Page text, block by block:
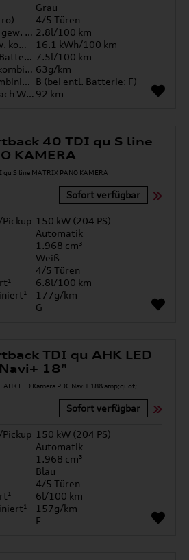
Grau
4/5 Türen
Kraftstoffverbrauch gew. kombiniert 2.8l/100 km
Stromverbrauch gew. kombiniert
16.1 kWh/100 km
Kraftst. komb. entl. Batterie 7.5l/100 km
CO2-Emission gew. kombiniert 63g/km
CO2-Klasse gew. kombiniert B (bei entl. Batterie: F)
Elektr. Reichweite nach WLTP* 92 km
40 TDI qu S line
KAMERA
Sofort verfügbar
150 kW (204 PS)
Automatik
1.968 cm³
Weiß
4/5 Türen
6.8l/100 km
177g/km
G
TDI qu AHK LED
18"
Sofort verfügbar
150 kW (204 PS)
Automatik
1.968 cm³
Blau
4/5 Türen
6l/100 km
157g/km
F